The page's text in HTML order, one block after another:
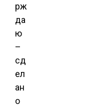
рж
да
ю
–
сд
ел
ан
о